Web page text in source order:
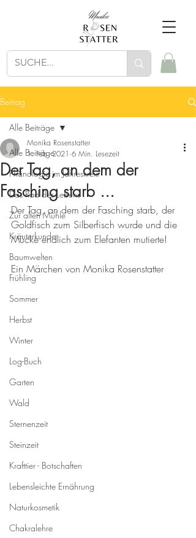
Beitrag
Alle Beiträge
Phänologie im Jahreskreis
Das Rad des Lebens
Zur alten Mühle
Kräuterkunde
Baumwelten
Frühling
Sommer
Herbst
Winter
Log-Buch
Garten
Wald
Sternenzeit
Steinzeit
Krafttier - Botschaften
Lebensleichte Ernährung
Naturkosmetik
Chakralehre
Alle Beiträge
Der Tag, an dem der
Fasching starb ...
Monika Rosenstatter
1. Feb. 2021 6 Min. Lesezeit
Der Tag, an dem der Fasching starb, der
Goldfisch zum Silberfisch wurde und die
Mücke endlich zum Elefanten mutierte!
Ein Märchen von Monika Rosenstatter